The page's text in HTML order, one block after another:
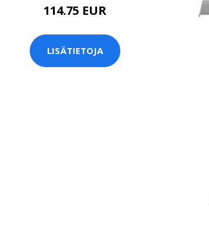
114.75 EUR
LISÄTIETOJA